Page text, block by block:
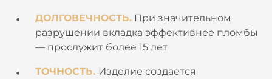
ДОЛГОВЕЧНОСТЬ. При значительном
разрушении вкладка эффективнее пломбы
— прослужит более 15 лет
ТОЧНОСТЬ. Изделие создается